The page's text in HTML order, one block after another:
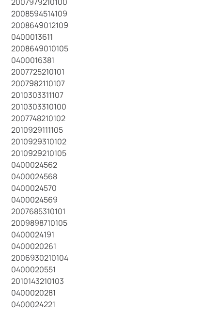
2008594514109
2008649012109
0400013611
2008649010105
0400016381
2007725210101
2007982110107
2010303311107
2010303310100
2007748210102
2010929111105
2010929310102
2010929210105
0400024562
0400024568
0400024570
0400024569
2007685310101
2009898710105
0400024191
0400020261
2006930210104
0400020551
2010143210103
0400020281
0400024221